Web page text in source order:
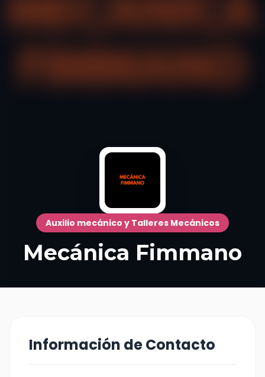
Auxilio mecánico y Talleres Mecánicos
Mecánica Fimmano
Información de Contacto